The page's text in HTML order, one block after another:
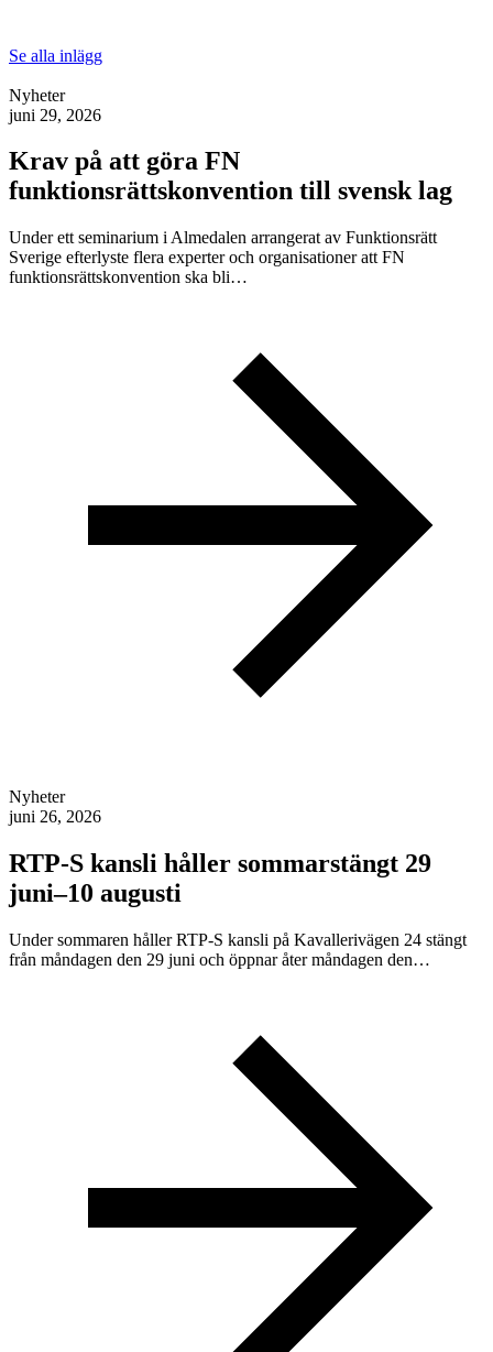
Se alla inlägg
Nyheter
juni 29, 2026
Krav på att göra FN
funktionsrättskonvention till svensk lag
Under ett seminarium i Almedalen arrangerat av Funktionsrätt
Sverige efterlyste flera experter och organisationer att FN
funktionsrättskonvention ska bli…
Nyheter
juni 26, 2026
RTP-S kansli håller sommarstängt 29
juni–10 augusti
Under sommaren håller RTP-S kansli på Kavallerivägen 24 stängt
från måndagen den 29 juni och öppnar åter måndagen den…